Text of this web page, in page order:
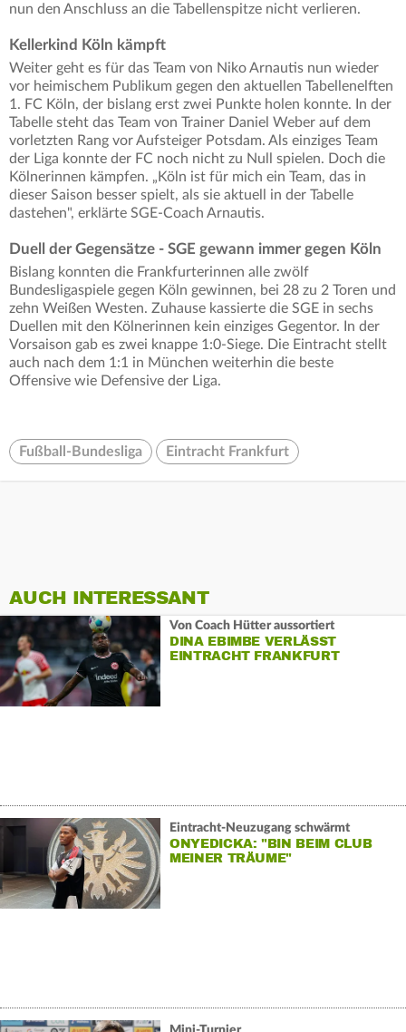
nun den Anschluss an die Tabellenspitze nicht verlieren.
Kellerkind Köln kämpft
Weiter geht es für das Team von Niko Arnautis nun wieder
vor heimischem Publikum gegen den aktuellen Tabellenelften
1. FC Köln, der bislang erst zwei Punkte holen konnte. In der
Tabelle steht das Team von Trainer Daniel Weber auf dem
vorletzten Rang vor Aufsteiger Potsdam. Als einziges Team
der Liga konnte der FC noch nicht zu Null spielen. Doch die
Kölnerinnen kämpfen. „Köln ist für mich ein Team, das in
dieser Saison besser spielt, als sie aktuell in der Tabelle
dastehen", erklärte SGE-Coach Arnautis.
Duell der Gegensätze - SGE gewann immer gegen Köln
Bislang konnten die Frankfurterinnen alle zwölf
Bundesligaspiele gegen Köln gewinnen, bei 28 zu 2 Toren und
zehn Weißen Westen. Zuhause kassierte die SGE in sechs
Duellen mit den Kölnerinnen kein einziges Gegentor. In der
Vorsaison gab es zwei knappe 1:0-Siege. Die Eintracht stellt
auch nach dem 1:1 in München weiterhin die beste
Offensive wie Defensive der Liga.
Fußball-Bundesliga Eintracht Frankfurt
AUCH INTERESSANT
Von Coach Hütter aussortiert
DINA EBIMBE VERLÄSST
EINTRACHT FRANKFURT
Eintracht-Neuzugang schwärmt
ONYEDICKA: "BIN BEIM CLUB
MEINER TRÄUME"